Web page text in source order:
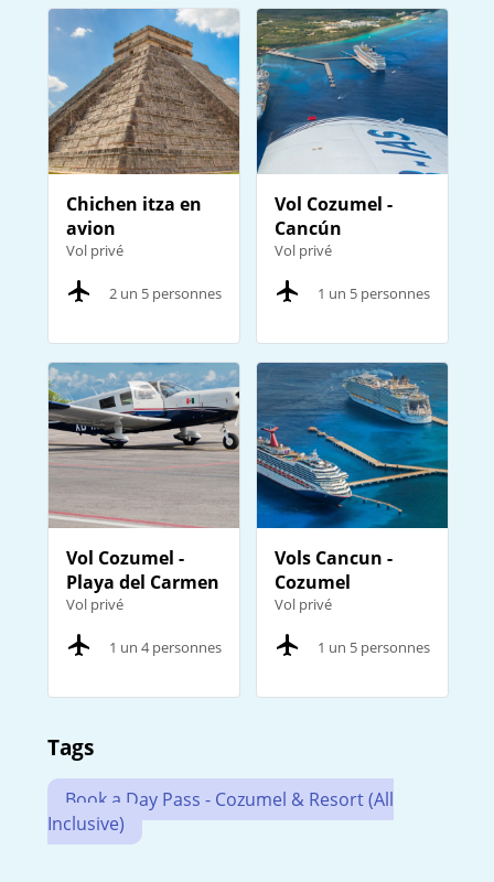
Chichen itza en
avion
Vol privé
2 un 5 personnes
Vol Cozumel -
Cancún
Vol privé
1 un 5 personnes
Vol Cozumel -
Playa del Carmen
Vol privé
1 un 4 personnes
Vols Cancun -
Cozumel
Vol privé
1 un 5 personnes
Tags
Book a Day Pass - Cozumel & Resort (All
Inclusive)